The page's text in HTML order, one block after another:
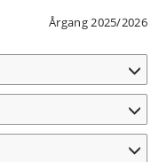
Årgang 2025/2026